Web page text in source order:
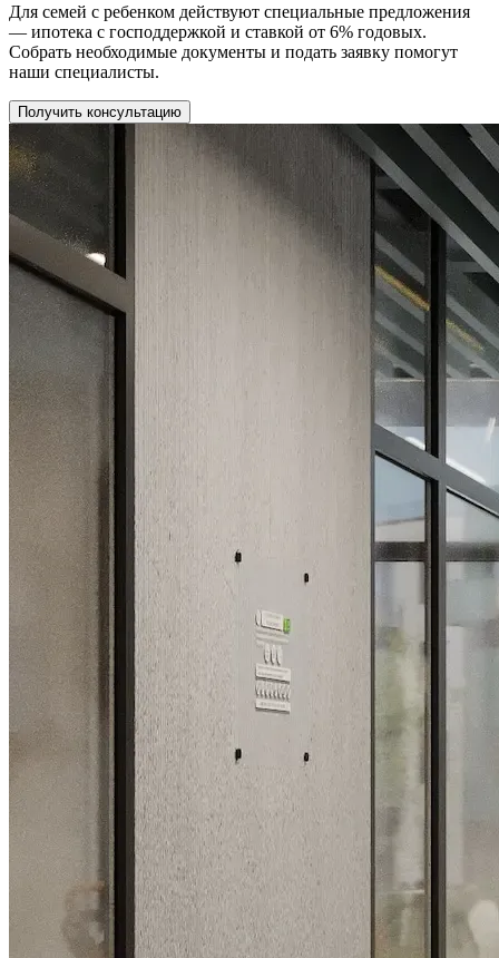
Для семей с ребенком действуют специальные предложения
— ипотека с господдержкой и ставкой от 6% годовых.
Собрать необходимые документы и подать заявку помогут
наши специалисты.
Получить консультацию